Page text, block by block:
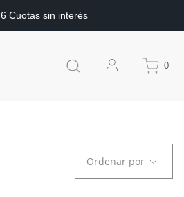
6 Cuotas sin interés
0
Ordenar por